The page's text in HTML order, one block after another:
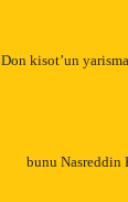
Don kisot’un
bunu Nasreddin